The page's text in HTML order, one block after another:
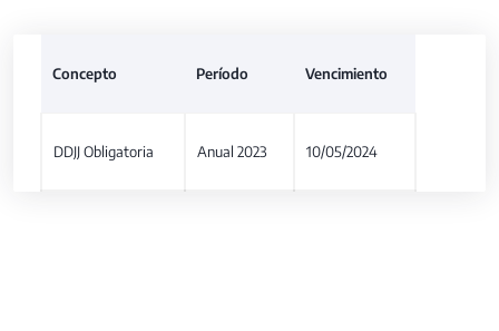
Concepto Período Vencimiento
DDJJ Obligatoria Anual 2023 10/05/2024